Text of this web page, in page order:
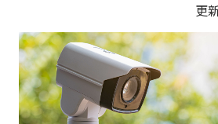
更